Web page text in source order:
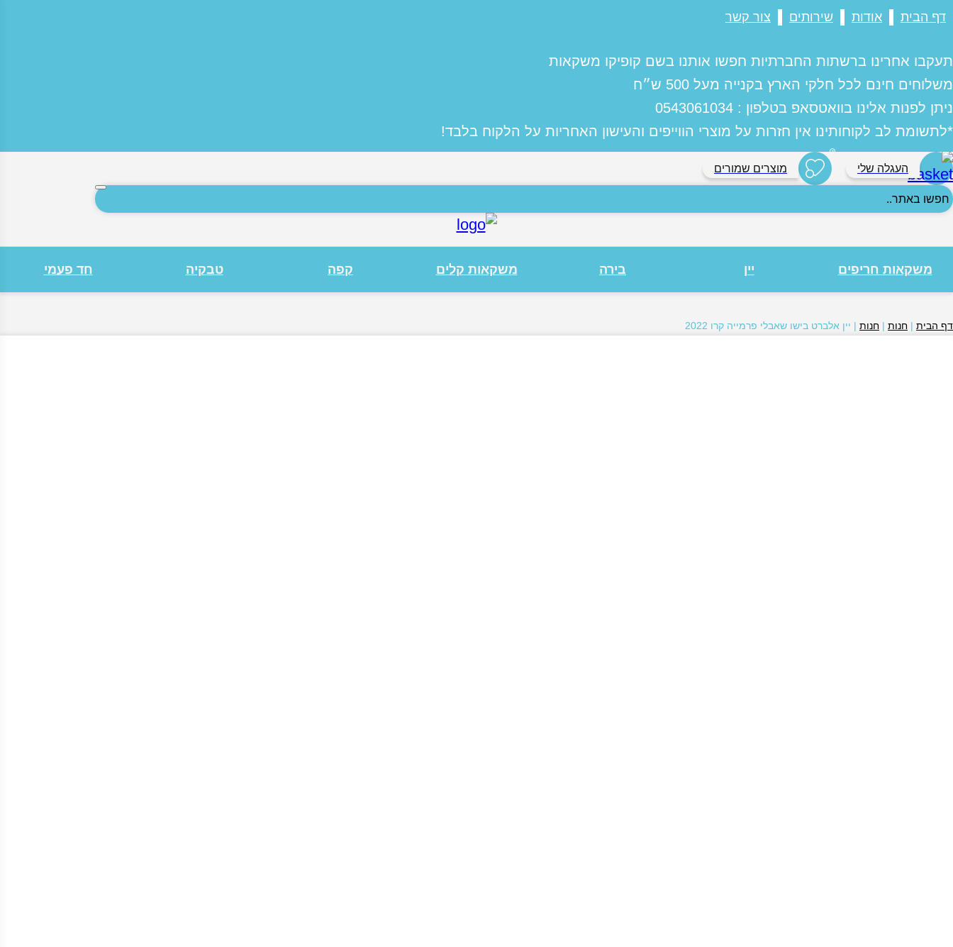
דף הבית אודות שירותים צור קשר
תעקבו אחרינו ברשתות החברתיות חפשו אותנו בשם קופיקו משקאות
משלוחים חינם לכל חלקי הארץ בקנייה מעל 500 ש״ח
ניתן לפנות אלינו בוואטסאפ בטלפון : 0543061034
*לתשומת לב לקוחותינו אין חזרות על מוצרי הווייפים והעישון האחריות על הלקוח בלבד!
העגלה שלי
0
מוצרים שמורים
חפשו
באתר..
חיפוש
משקאות חריפים יין בירה משקאות קלים קפה טבקיה חד פעמי
דף הבית | חנות | חנות | יין אלברט בישו שאבלי פרמייה קרו 2022